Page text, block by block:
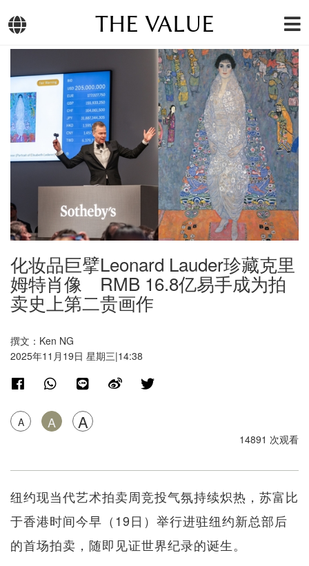
THE VALUE
化妆品巨擘Leonard Lauder珍藏克里
姆特肖像 RMB 16.8亿易手成为拍
卖史上第二贵画作
撰文：Ken NG
2025年11月19日 星期三|14:38
A A A
14891 次观看
纽约现当代艺术拍卖周竞投气氛持续炽热，苏富比
于香港时间今早（19日）举行进驻纽约新总部后
的首场拍卖，随即见证世界纪录的诞生。